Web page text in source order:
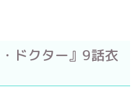
ドクター』9話衣